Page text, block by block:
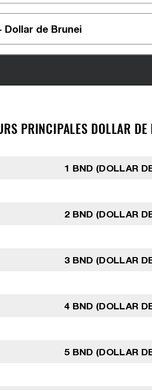
PRINCIPALES DOLLAR
1 BND (DOLLAR
2 BND (DOLLAR
3 BND (DOLLAR
4 BND (DOLLAR
5 BND (DOLLAR